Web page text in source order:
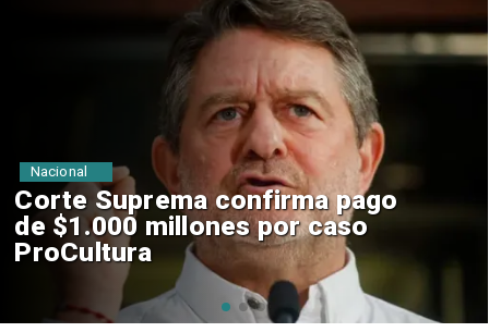
Codelco suspende
construcción de Andes Norte
en El Teniente por riesgos
sísmicos
Nacional